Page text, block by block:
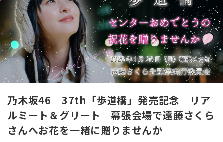
乃木坂46 37th「歩道橋」発売記念 リア
ルミート＆グリート 幕張会場で遠藤さくら
さんへお花を一緒に贈りませんか